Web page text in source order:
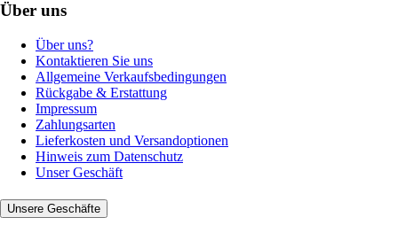
Über uns
Über uns?
Kontaktieren Sie uns
Allgemeine Verkaufsbedingungen
Rückgabe & Erstattung
Impressum
Zahlungsarten
Lieferkosten und Versandoptionen
Hinweis zum Datenschutz
Unser Geschäft
Unsere Geschäfte